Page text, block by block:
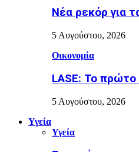
Νέα ρεκόρ για
5 Αυγούστου, 2026
Οικονομία
LASE: Το πρώτο
5 Αυγούστου, 2026
Υγεία
Υγεία